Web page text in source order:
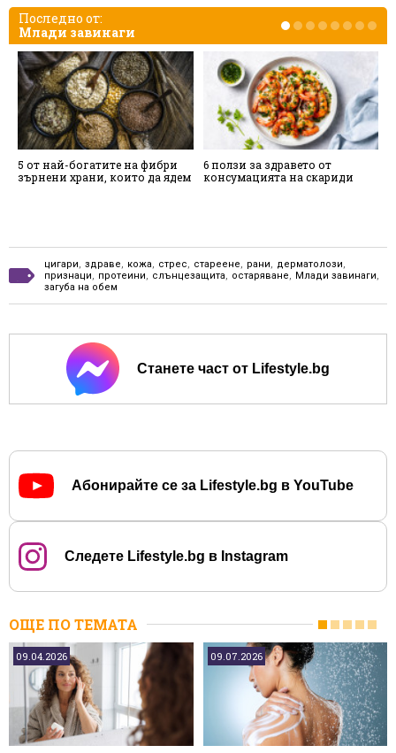
Последно от:
Млади завинаги
5 от най-богатите на фибри
зърнени храни, които да ядем
6 ползи за здравето от
консумацията на скариди
цигари здраве кожа стрес стареене рани дерматолози
признаци
протеини слънцезащита остаряване Млади завинаги
загуба на обем
Станете част от Lifestyle.bg
Абонирайте се за Lifestyle.bg в YouTube
Следете Lifestyle.bg в Instagram
ОЩЕ ПО ТЕМАТА
09.04.2026 09.07.2026